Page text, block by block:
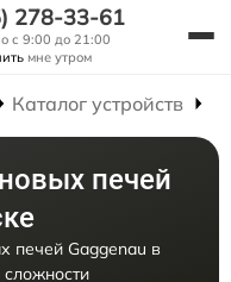
278-33-61
с 9:00 до 21:00
мне утром
Каталог устройств
печей
печей Gaggenau в